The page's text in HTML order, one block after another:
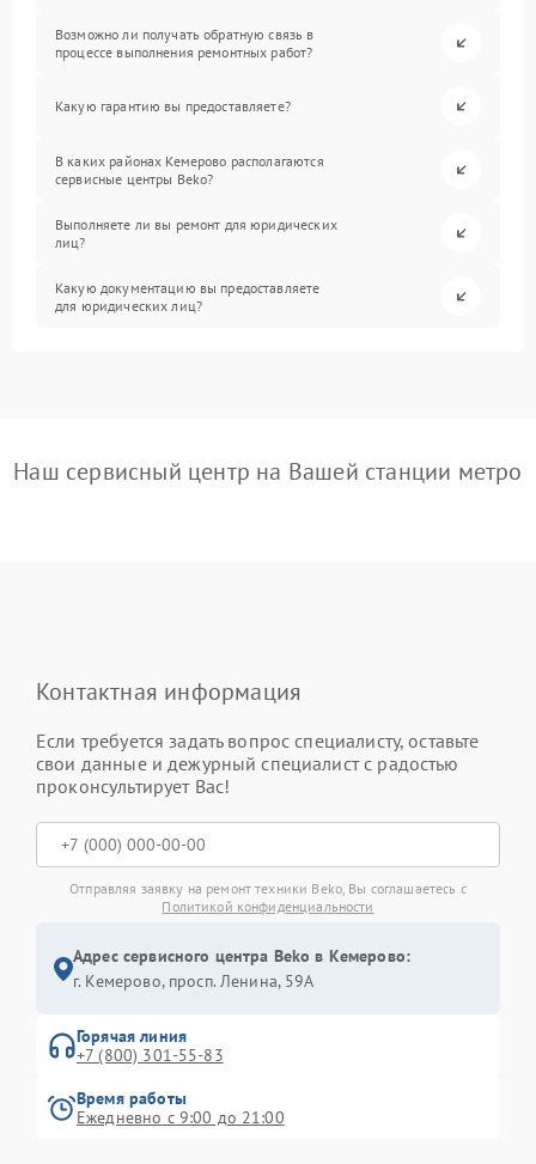
Возможно ли получать обратную связь в
процессе выполнения ремонтных работ?
Какую гарантию вы предоставляете?
В каких районах Кемерово располагаются
сервисные центры Beko?
Выполняете ли вы ремонт для юридических
лиц?
Какую документацию вы предоставляете
для юридических лиц?
Наш сервисный центр на Вашей станции метро
Контактная информация
Если требуется задать вопрос специалисту, оставьте
свои данные и дежурный специалист с радостью
проконсультирует Вас!
Отправляя заявку на ремонт техники Beko, Вы соглашаетесь с
Политикой конфиденциальности
Адрес сервисного центра Beko в Кемерово:
г. Кемерово, просп. Ленина, 59А
Горячая линия
+7 (800) 301-55-83
Время работы
Ежедневно с 9:00 до 21:00